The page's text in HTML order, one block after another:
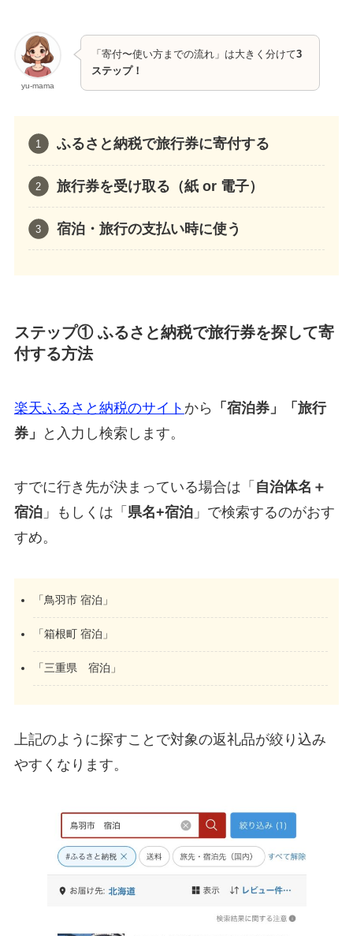
yu-mama
「寄付〜使い方までの流れ」は大きく分けて3
ステップ！
ふるさと納税で旅行券に寄付する
旅行券を受け取る（紙 or 電子）
宿泊・旅行の支払い時に使う
ステップ① ふるさと納税で旅行券を探して寄
付する方法
楽天ふるさと納税のサイト から
「宿泊券」「旅行
券」
と入力し検索します。
すでに行き先が決まっている場合は「 自治体名＋
宿泊」もしくは「 県名+宿泊」で検索するのがおす
すめ。
「鳥羽市 宿泊」
「箱根町 宿泊」
「三重県 宿泊」
上記のように探すことで対象の返礼品が絞り込み
やすくなります。